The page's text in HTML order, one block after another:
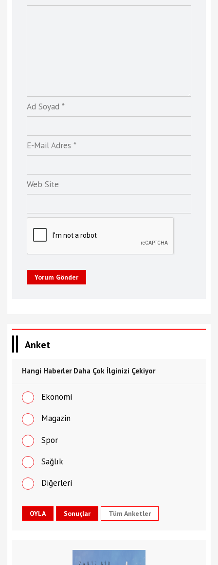
Ad Soyad *
E-Mail Adres *
Web Site
Yorum Gönder
Anket
Hangi Haberler Daha Çok İlginizi Çekiyor
Ekonomi
Magazin
Spor
Sağlık
Diğerleri
Tüm Anketler